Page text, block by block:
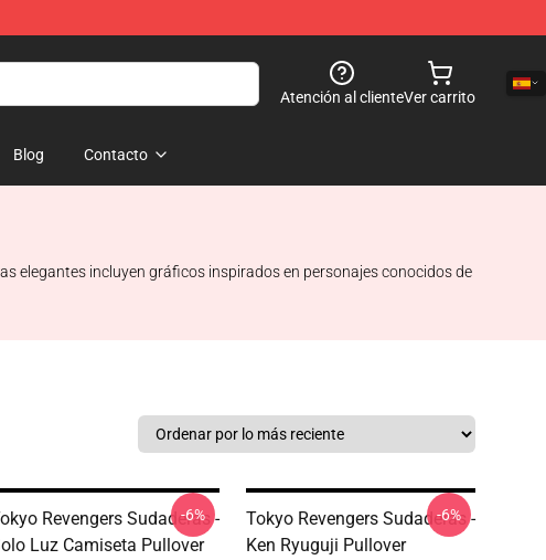
Atención al clienteVer carrito
Blog Contacto
elegantes incluyen gráficos inspirados en personajes conocidos de
Revengers Sudaderas -
Luz Camiseta Pullover
-6%
Tokyo Revengers Sudaderas -
Ken Ryuguji Pullover
-6%